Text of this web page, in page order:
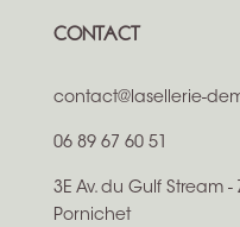
CONTACT
contact@lasellerie-
06 89 67 60 51
3E Av. du Gulf Stream
Pornichet